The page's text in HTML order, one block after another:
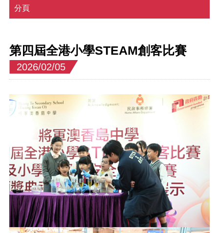
分頁
第四屆全港小學STEAM創客比賽
2026/02/05